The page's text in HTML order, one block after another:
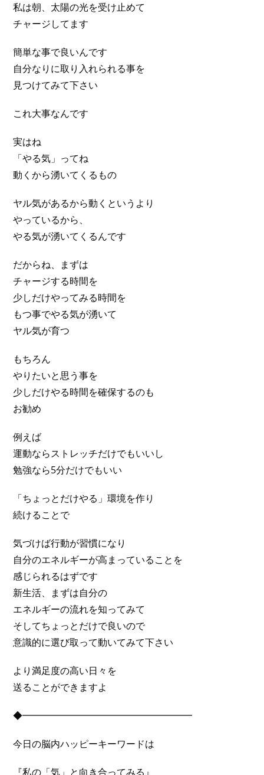
私は朝、太陽の光を受け止めて
チャージしてます
簡単な事で良いんです
自分なりに取り入れられる事を
見つけてみて下さい
これ大事なんです
実はね
「やる気」ってね
動くから湧いてくるもの
ヤル気があるから動くというより
やっているから、
やる気が湧いてくるんです
だからね、まずは
チャージする時間を
少しだけやってみる時間を
もつ事でやる気が湧いて
ヤル気が育つ
もちろん
やりたいと思う事を
少しだけやる時間を確保するのも
お勧め
例えば
運動ならストレッチだけでもいいし
勉強なら5分だけでもいい
「ちょっとだけやる」環境を作り
続けることで
気づけば行動が習慣になり
自分のエネルギーが高まっていることを
感じられるはずです
新生活、まずは自分の
エネルギーの流れを知ってみて
そしてちょっとだけで良いので
意識的に選び取って動いてみて下さい
より満足度の高い日々を
送ることができますよ
◆━━━━━━━━━━━━━━━━━━
今日の脳内ハッピーキーワードは
『私の「気」と向き合ってみる』